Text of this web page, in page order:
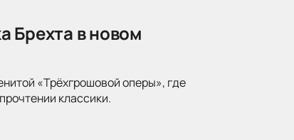
Брехта в новом
«Трёхгрошовой оперы», где
классики.